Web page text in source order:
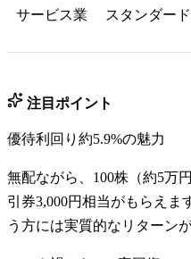
サービス業 スタンダード
注目ポイント
優待利回り約5.9%の魅力
無配ながら、100株（約5万
引券3,000円相当がもらえま
う方には実質的なリターン